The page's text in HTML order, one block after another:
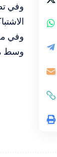
وفي
وفي
وسط